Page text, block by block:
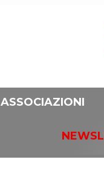
ASSOCIAZIONI